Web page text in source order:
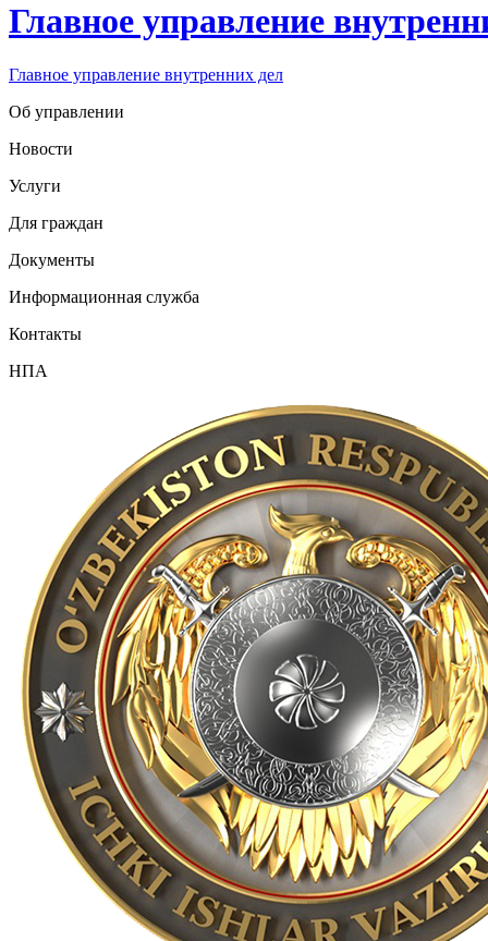
Главное управление
Главное управление внутренних дел
Об управлении
Новости
Услуги
Для граждан
Документы
Информационная служба
Контакты
НПА